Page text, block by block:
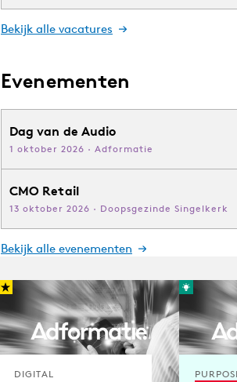
Bekijk alle vacatures
Evenementen
Dag van de Audio
1 oktober 2026 · Adformatie
CMO Retail
13 oktober 2026 · Doopsgezinde Singelkerk
Bekijk alle evenementen
DIGITAL